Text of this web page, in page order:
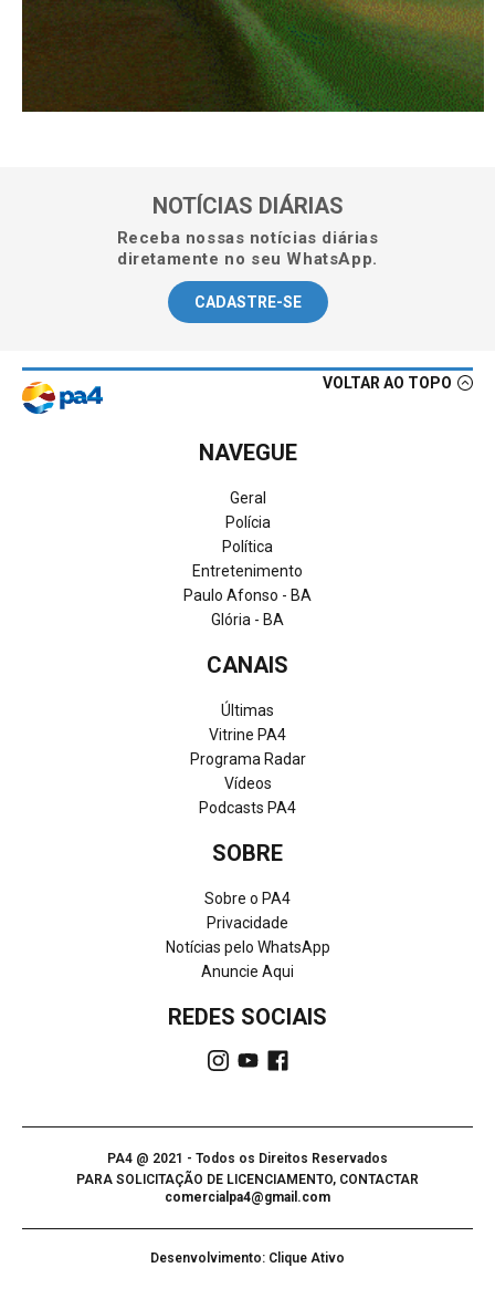
NOTÍCIAS DIÁRIAS
Receba nossas notícias diárias
diretamente no seu WhatsApp.
CADASTRE-SE
VOLTAR AO TOPO
NAVEGUE
Geral
Polícia
Política
Entretenimento
Paulo Afonso - BA
Glória - BA
CANAIS
Últimas
Vitrine PA4
Programa Radar
Vídeos
Podcasts PA4
SOBRE
Sobre o PA4
Privacidade
Notícias pelo WhatsApp
Anuncie Aqui
REDES SOCIAIS
PA4 @ 2021 - Todos os Direitos Reservados
PARA SOLICITAÇÃO DE LICENCIAMENTO, CONTACTAR
comercialpa4@gmail.com
Desenvolvimento: Clique Ativo